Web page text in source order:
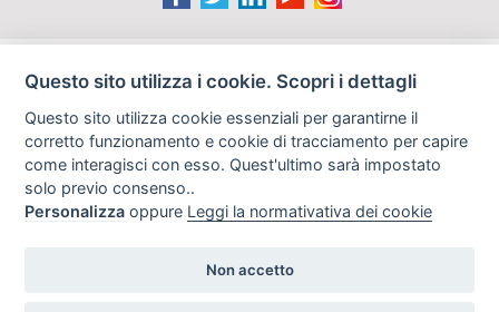
Le immagini presenti nel sito sono in parte reperite da
gli autori o i soggetti ritratti fossero contrari al loro utilizzo
in questa sede, l'Istituto, ove opportuno, provvederà a
rimuoverle previa richiesta all'indirizzo email:
info@archiviodisarmo.it
Copyright 2019
Questo sito utilizza i cookie. Scopri i dettagli
Questo sito utilizza cookie essenziali per garantirne il
corretto funzionamento e cookie di tracciamento per capire
come interagisci con esso. Quest'ultimo sarà impostato
solo previo consenso..
Personalizza oppure Leggi la normativativa dei cookie
Non accetto